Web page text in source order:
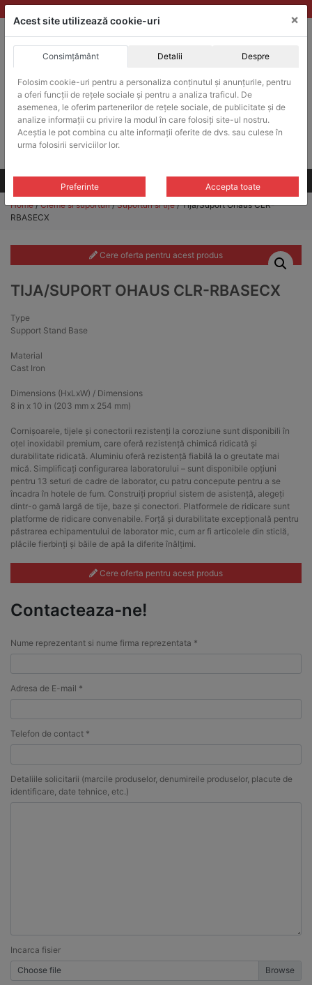
Skip
to
ACHIZITII PUBLICE
Produsele pot fi achizitionate si in sistemul SEAP / SICAP
Products
search
CAUTARE
Toate produsele
Home/Cleme si suporturi/Suporturi si tije/ Tija/Suport Ohaus CLR-
RBASECX
Cere oferta pentru acest produs
TIJA/SUPORT OHAUS CLR-RBASECX
Type
Support Stand Base
Material
Cast Iron
Dimensions (HxLxW) / Dimensions
8 in x 10 in (203 mm x 254 mm)
Cornișoarele, tijele și conectorii rezistenți la coroziune sunt disponibili în
oțel inoxidabil premium, care oferă rezistență chimică ridicată și
durabilitate ridicată. Aluminiu oferă rezistență fiabilă la o greutate mai
mică. Simplificați configurarea laboratorului – sunt disponibile opțiuni
pentru 13 seturi de cadre de laborator, cu patru concepute pentru a se
încadra în hotele de fum. Construiți propriul sistem de asistență, alegeți
dintr-o gamă largă de tije, baze și conectori. Platformele de ridicare sunt
platforme de ridicare convenabile. Forță și durabilitate excepțională pentru
păstrarea echipamentului de laborator mic, cum ar fi articolele din sticlă,
plăcile fierbinți și băile de apă la diferite înălțimi.
Cere oferta pentru acest produs
Contacteaza-ne!
Nume reprezentant si nume firma reprezentata *
Adresa de E-mail *
Telefon de contact *
Detaliile solicitarii (marcile produselor, denumireile produselor, placute de
identificare, date tehnice, etc.)
Incarca fisier
Choose file
Acest site utilizează cookie-uri ×
Consimțământ Detalii Despre
Folosim cookie-uri pentru a personaliza conținutul și anunțurile, pentru
a oferi funcții de rețele sociale și pentru a analiza traficul. De
asemenea, le oferim partenerilor de rețele sociale, de publicitate și de
analize informații cu privire la modul în care folosiți site-ul nostru.
Aceștia le pot combina cu alte informații oferite de dvs. sau culese în
urma folosirii serviciilor lor.
Preferinte Accepta toate